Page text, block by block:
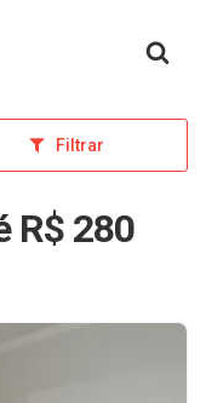
Filtrar
R$ 280